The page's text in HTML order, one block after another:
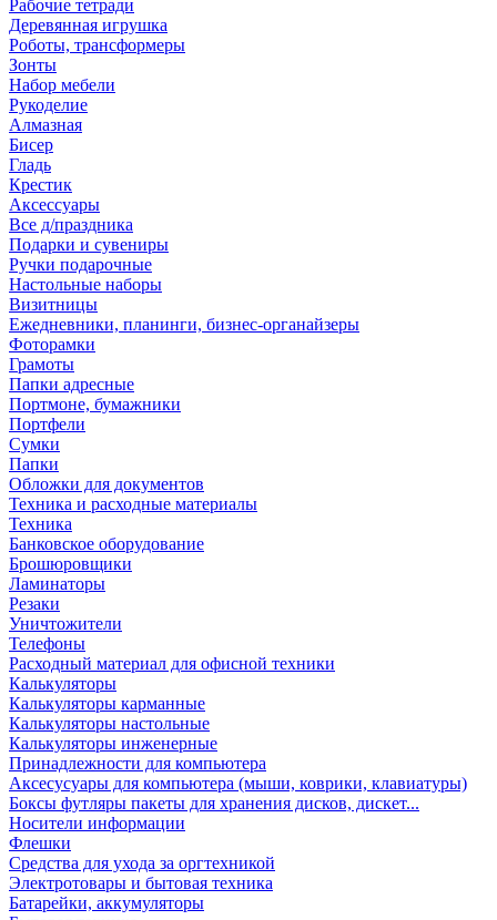
Рабочие тетради
Деревянная игрушка
Роботы, трансформеры
Зонты
Набор мебели
Рукоделие
Алмазная
Бисер
Гладь
Крестик
Аксессуары
Все д/праздника
Подарки и сувениры
Ручки подарочные
Настольные наборы
Визитницы
Ежедневники, планинги, бизнес-органайзеры
Фоторамки
Грамоты
Папки адресные
Портмоне, бумажники
Портфели
Сумки
Папки
Обложки для документов
Техника и расходные материалы
Техника
Банковское оборудование
Брошюровщики
Ламинаторы
Резаки
Уничтожители
Телефоны
Расходный материал для офисной техники
Калькуляторы
Калькуляторы карманные
Калькуляторы настольные
Калькуляторы инженерные
Принадлежности для компьютера
Аксесусуары для компьютера (мыши, коврики, клавиатуры)
Боксы футляры пакеты для хранения дисков, дискет...
Носители информации
Флешки
Средства для ухода за оргтехникой
Электротовары и бытовая техника
Батарейки, аккумуляторы